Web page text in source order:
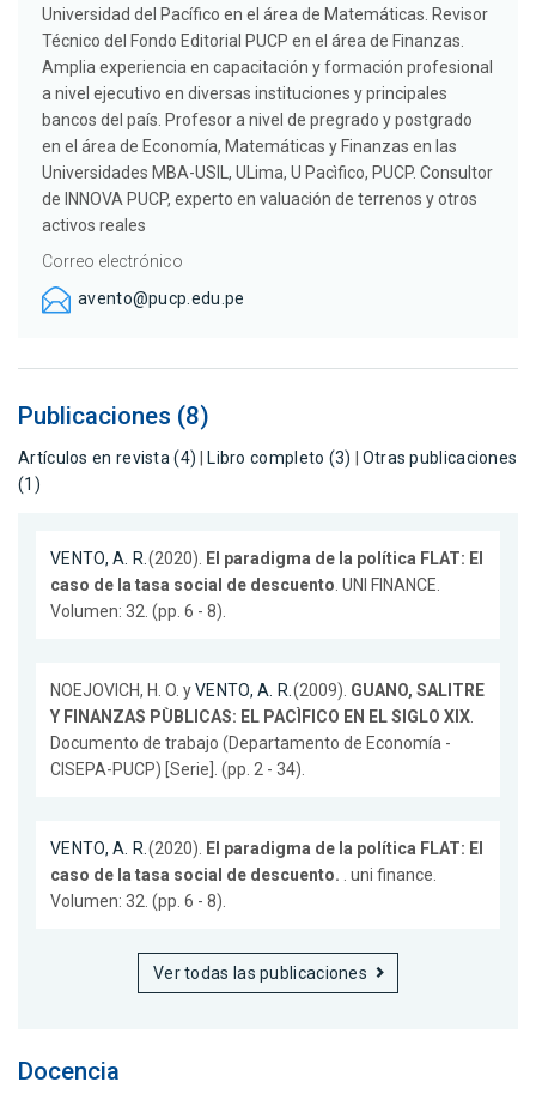
Universidad del Pacífico en el área de Matemáticas. Revisor
Técnico del Fondo Editorial PUCP en el área de Finanzas.
Amplia experiencia en capacitación y formación profesional
a nivel ejecutivo en diversas instituciones y principales
bancos del país. Profesor a nivel de pregrado y postgrado
en el área de Economía, Matemáticas y Finanzas en las
Universidades MBA-USIL, ULima, U Pacìfico, PUCP. Consultor
de INNOVA PUCP, experto en valuación de terrenos y otros
activos reales
Correo electrónico
avento@pucp.edu.pe
Publicaciones (8)
Artículos en revista (4) Libro completo (3)
Otras publicaciones
(1)
VENTO, A. R. (2020).
El paradigma de la política FLAT: El
caso de la tasa social de descuento . UNI FINANCE.
Volumen: 32. (pp. 6 - 8).
NOEJOVICH, H. O. yVENTO, A. R. (2009). GUANO, SALITRE
Y FINANZAS PÙBLICAS: EL PACÌFICO EN EL SIGLO XIX
Documento de trabajo (Departamento de Economía -
CISEPA-PUCP) [Serie]. (pp. 2 - 34).
VENTO, A. R. (2020).
El paradigma de la política FLAT: El
caso de la tasa social de descuento.
. uni finance.
Volumen: 32. (pp. 6 - 8).
Ver todas las publicaciones
Docencia